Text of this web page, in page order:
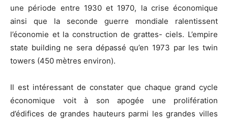
une période entre 1930 et 1970, la crise économique
ainsi que la seconde guerre mondiale ralentissent
l’économie et la construction de grattes- ciels. L’empire
state building ne sera dépassé qu’en 1973 par les twin
towers (450 mètres environ).
Il est intéressant de constater que chaque grand cycle
économique voit à son apogée une prolifération
d’édifices de grandes hauteurs parmi les grandes villes